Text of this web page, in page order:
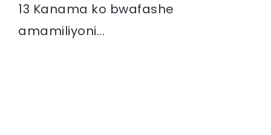
13 Kanama ko bwafashe
amamiliyoni...